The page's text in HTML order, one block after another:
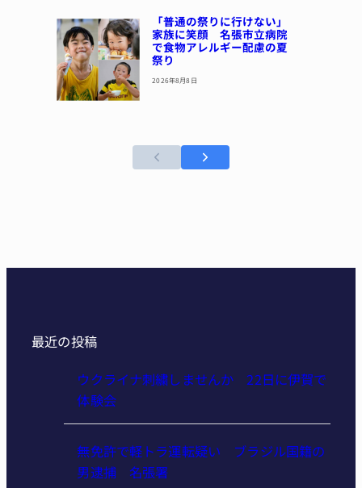
「普通の祭りに行けない」
家族に笑顔 名張市立病院
で食物アレルギー配慮の夏
祭り
2026年8月8日
最近の投稿
ウクライナ刺繍しませんか 22日に伊賀で
体験会
無免許で軽トラ運転疑い ブラジル国籍の
男逮捕 名張署